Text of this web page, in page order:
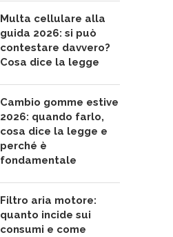
Multa cellulare alla
guida 2026: si può
contestare davvero?
Cosa dice la legge
Cambio gomme estive
2026: quando farlo,
cosa dice la legge e
perché è
fondamentale
Filtro aria motore:
quanto incide sui
consumi e come